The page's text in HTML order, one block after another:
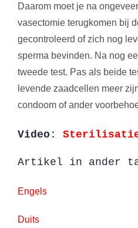
Daarom moet je na
vasectomie terugkomen bij
gecontroleerd of zich nog
sperma bevinden. Na nog
tweede test. Pas als beide
levende zaadcellen meer
condoom of ander
Video: Sterilisatie
Artikel in ander
Engels
Duits